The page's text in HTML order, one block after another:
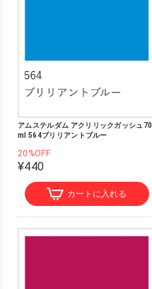
アムステルダム アクリリックガッシュ70
ml 564ブリリアントブルー
20%OFF
¥440
カートに入れる